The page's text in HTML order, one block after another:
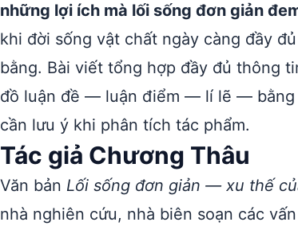
những lợi ích mà lối sống đơn giản
khi đời sống vật chất ngày càng đầy
bằng. Bài viết tổng hợp đầy đủ thông
đồ luận đề — luận điểm — lí lẽ — bằng
cần lưu ý khi phân tích tác phẩm.
Tác giả Chương Thâu
Văn bản Lối sống đơn giản — xu thế
nhà nghiên cứu, nhà biên soạn các